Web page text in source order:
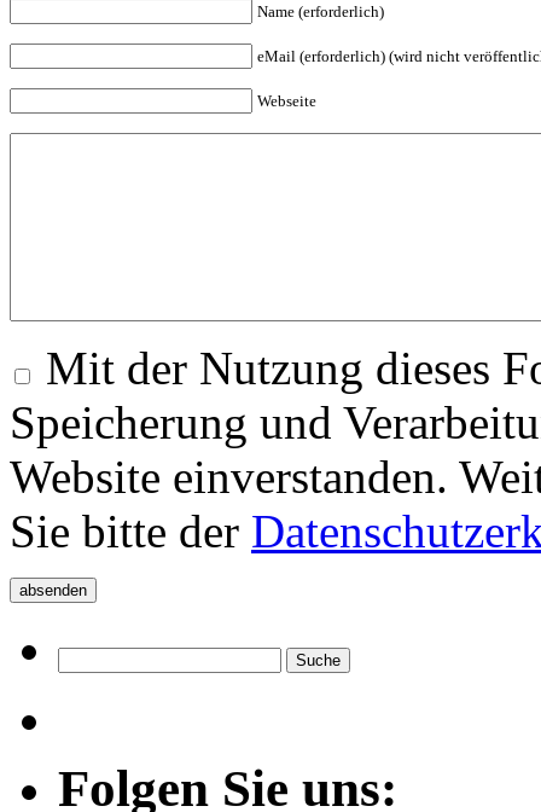
Name (erforderlich)
eMail (erforderlich) (wird nicht
Webseite
Mit der Nutzung dieses
Speicherung und
Website einverstanden.
Sie bitte der
Folgen Sie uns: